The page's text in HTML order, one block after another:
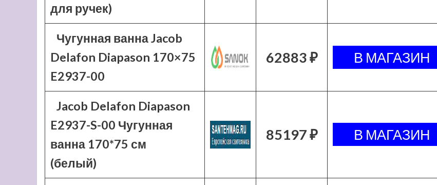
для ручек)
Чугунная ванна Jacob
Delafon Diapason 170×75
E2937-00
62883 ₽
Jacob Delafon Diapason
E2937-S-00 Чугунная
ванна 170*75 см
(белый)
85197 ₽